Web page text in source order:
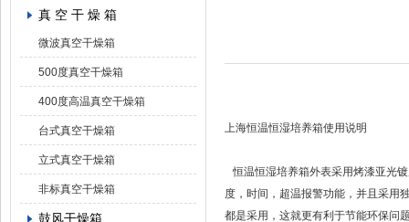
真 空 干 燥 箱
微波真空干燥箱
500度真空干燥箱
400度高温真空干燥箱
台式真空干燥箱
立式真空干燥箱
非标真空干燥箱
鼓风干燥箱
上海恒温恒湿培养箱使用说明
恒温恒湿培养箱外表采用烤漆亚光
度，时间，超温报警功能，并且采用
都是采用，这就更有利于节能环保问